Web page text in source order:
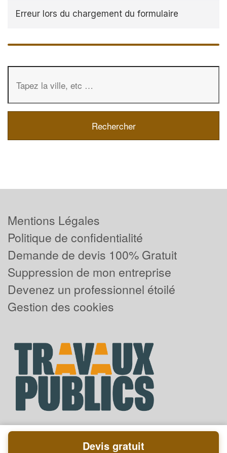
Erreur lors du chargement du formulaire
Mentions Légales
Politique de confidentialité
Demande de devis 100% Gratuit
Suppression de mon entreprise
Devenez un professionnel étoilé
Gestion des cookies
Devis gratuit